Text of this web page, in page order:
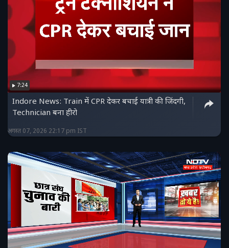
7:24
Indore News: Train में CPR देकर बचाई यात्री की जिंदगी,
Technician बना हीरो
अगस्त 07, 2026 22:17 pm IST